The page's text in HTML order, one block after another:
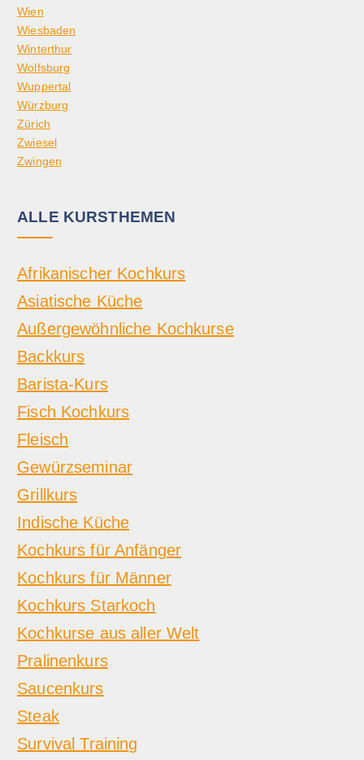
Wien
Wiesbaden
Winterthur
Wolfsburg
Wuppertal
Würzburg
Zürich
Zwiesel
Zwingen
ALLE KURSTHEMEN
Afrikanischer Kochkurs
Asiatische Küche
Außergewöhnliche Kochkurse
Backkurs
Barista-Kurs
Fisch Kochkurs
Fleisch
Gewürzseminar
Grillkurs
Indische Küche
Kochkurs für Anfänger
Kochkurs für Männer
Kochkurs Starkoch
Kochkurse aus aller Welt
Pralinenkurs
Saucenkurs
Steak
Survival Training